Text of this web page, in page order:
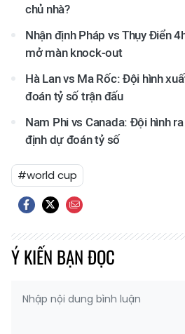
chủ nhà?
Nhận định Pháp vs Thụy Điển
mở màn knock-out
Hà Lan vs Ma Rốc: Đội hình
đoán tỷ số trận đấu
Nam Phi vs Canada: Đội hình
định dự đoán tỷ số
#world cup
Ý KIẾN BẠN ĐỌC